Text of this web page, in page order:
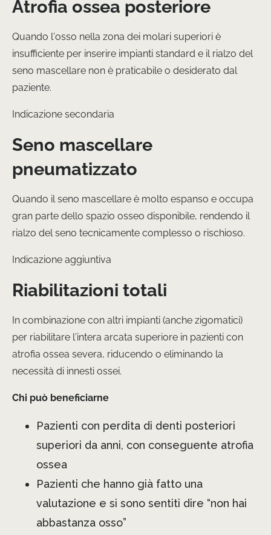
Atrofia ossea posteriore
Quando l’osso nella zona dei molari superiori è
insufficiente per inserire impianti standard e il rialzo del
seno mascellare non è praticabile o desiderato dal
paziente.
Indicazione secondaria
Seno mascellare
pneumatizzato
Quando il seno mascellare è molto espanso e occupa
gran parte dello spazio osseo disponibile, rendendo il
rialzo del seno tecnicamente complesso o rischioso.
Indicazione aggiuntiva
Riabilitazioni totali
In combinazione con altri impianti (anche zigomatici)
per riabilitare l’intera arcata superiore in pazienti con
atrofia ossea severa, riducendo o eliminando la
necessità di innesti ossei.
Chi può beneficiarne
Pazienti con perdita di denti posteriori
superiori da anni, con conseguente atrofia
ossea
Pazienti che hanno già fatto una
valutazione e si sono sentiti dire “non hai
abbastanza osso”